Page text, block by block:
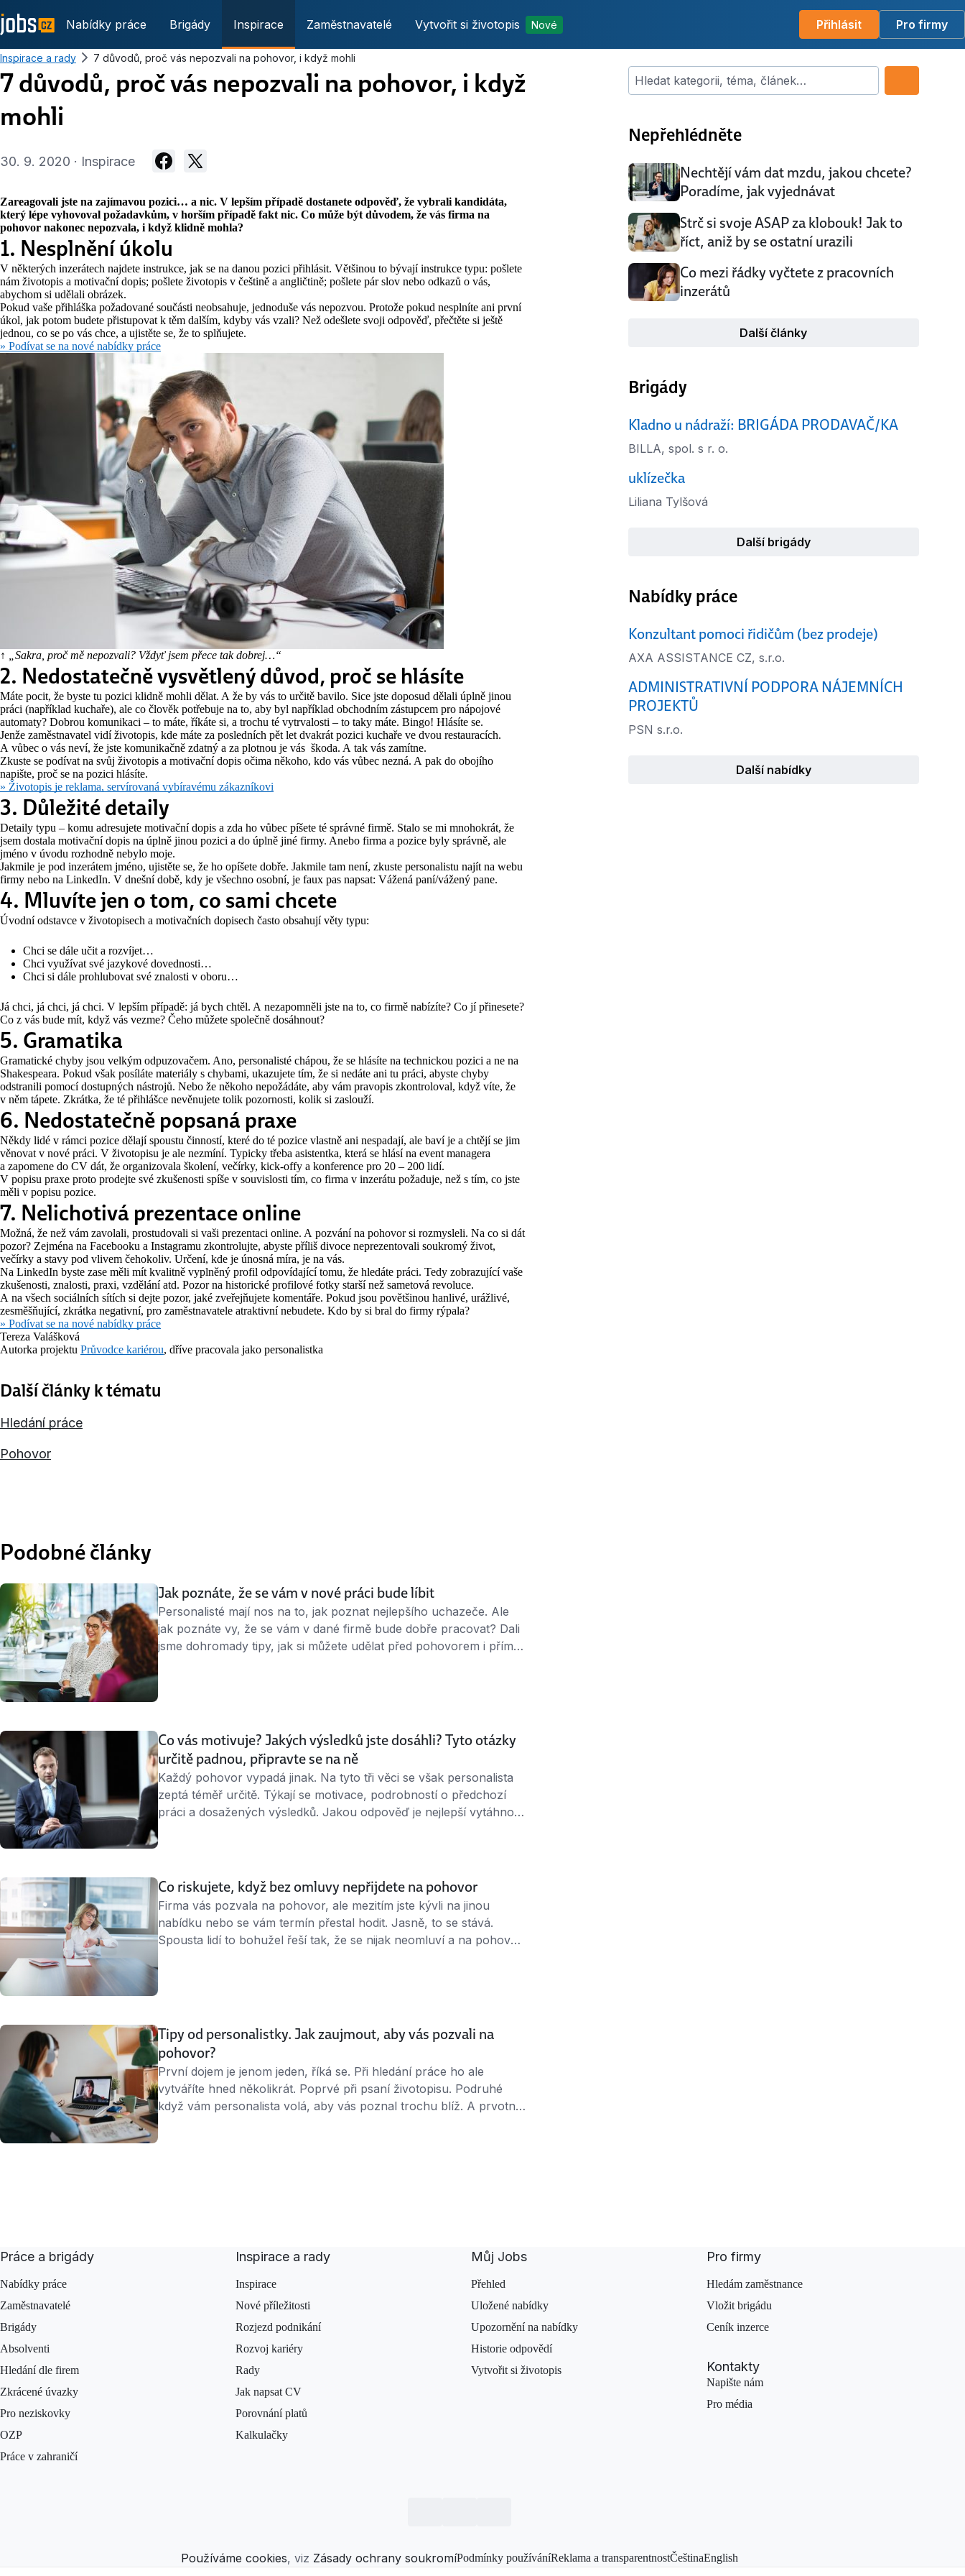
Nabídky práce Brigády Inspirace Zaměstnavatelé Vytvořit si životopis Nové Přihlásit Pro firmy
Inspirace a rady 7 důvodů, proč vás nepozvali na pohovor, i když mohli
7 důvodů, proč vás nepozvali na pohovor, i když
mohli
30. 9. 2020 · Inspirace
Zareagovali jste na zajímavou pozici… a nic. V lepším případě dostanete odpověď, že vybrali kandidáta,
který lépe vyhovoval požadavkům, v horším případě fakt nic. Co může být důvodem, že vás firma na
pohovor nakonec nepozvala, i když klidně mohla?
1. Nesplnění úkolu
V některých inzerátech najdete instrukce, jak se na danou pozici přihlásit. Většinou to bývají instrukce typu: pošlete
nám životopis a motivační dopis; pošlete životopis v češtině a angličtině; pošlete pár slov nebo odkazů o vás,
abychom si udělali obrázek.
Pokud vaše přihláška požadované součásti neobsahuje, jednoduše vás nepozvou. Protože pokud nesplníte ani první
úkol, jak potom budete přistupovat k těm dalším, kdyby vás vzali? Než odešlete svoji odpověď, přečtěte si ještě
jednou, co se po vás chce, a ujistěte se, že to splňujete.
» Podívat se na nové nabídky práce
↑ „Sakra, proč mě nepozvali? Vždyť jsem přece tak dobrej…“
2. Nedostatečně vysvětlený důvod, proč se hlásíte
Máte pocit, že byste tu pozici klidně mohli dělat. A že by vás to určitě bavilo. Sice jste doposud dělali úplně jinou
práci (například kuchaře), ale co člověk potřebuje na to, aby byl například obchodním zástupcem pro nápojové
automaty? Dobrou komunikaci – to máte, říkáte si, a trochu té vytrvalosti – to taky máte. Bingo! Hlásíte se.
Jenže zaměstnavatel vidí životopis, kde máte za posledních pět let dvakrát pozici kuchaře ve dvou restauracích.
A vůbec o vás neví, že jste komunikačně zdatný a za plotnou je vás škoda. A tak vás zamítne.
Zkuste se podívat na svůj životopis a motivační dopis očima někoho, kdo vás vůbec nezná. A pak do obojího
napište, proč se na pozici hlásíte.
» Životopis je reklama, servírovaná vybíravému zákazníkovi
3. Důležité detaily
Detaily typu – komu adresujete motivační dopis a zda ho vůbec píšete té správné firmě. Stalo se mi mnohokrát, že
jsem dostala motivační dopis na úplně jinou pozici a do úplně jiné firmy. Anebo firma a pozice byly správně, ale
jméno v úvodu rozhodně nebylo moje.
Jakmile je pod inzerátem jméno, ujistěte se, že ho opíšete dobře. Jakmile tam není, zkuste personalistu najít na webu
firmy nebo na LinkedIn. V dnešní době, kdy je všechno osobní, je faux pas napsat: Vážená paní/vážený pane.
4. Mluvíte jen o tom, co sami chcete
Úvodní odstavce v životopisech a motivačních dopisech často obsahují věty typu:
Chci se dále učit a rozvíjet…
Chci využívat své jazykové dovednosti…
Chci si dále prohlubovat své znalosti v oboru…
Já chci, já chci, já chci. V lepším případě: já bych chtěl. A nezapomněli jste na to, co firmě nabízíte? Co jí přinesete?
Co z vás bude mít, když vás vezme? Čeho můžete společně dosáhnout?
5. Gramatika
Gramatické chyby jsou velkým odpuzovačem. Ano, personalisté chápou, že se hlásíte na technickou pozici a ne na
Shakespeara. Pokud však posíláte materiály s chybami, ukazujete tím, že si nedáte ani tu práci, abyste chyby
odstranili pomocí dostupných nástrojů. Nebo že někoho nepožádáte, aby vám pravopis zkontroloval, když víte, že
v něm tápete. Zkrátka, že té přihlášce nevěnujete tolik pozornosti, kolik si zaslouží.
6. Nedostatečně popsaná praxe
Někdy lidé v rámci pozice dělají spoustu činností, které do té pozice vlastně ani nespadají, ale baví je a chtějí se jim
věnovat v nové práci. V životopisu je ale nezmíní. Typicky třeba asistentka, která se hlásí na event managera
a zapomene do CV dát, že organizovala školení, večírky, kick-offy a konference pro 20 – 200 lidí.
V popisu praxe proto prodejte své zkušenosti spíše v souvislosti tím, co firma v inzerátu požaduje, než s tím, co jste
měli v popisu pozice.
7. Nelichotivá prezentace online
Možná, že než vám zavolali, prostudovali si vaši prezentaci online. A pozvání na pohovor si rozmysleli. Na co si dát
pozor? Zejména na Facebooku a Instagramu zkontrolujte, abyste příliš divoce neprezentovali soukromý život,
večírky a stavy pod vlivem čehokoliv. Určení, kde je únosná míra, je na vás.
Na LinkedIn byste zase měli mít kvalitně vyplněný profil odpovídající tomu, že hledáte práci. Tedy zobrazující vaše
zkušenosti, znalosti, praxi, vzdělání atd. Pozor na historické profilové fotky starší než sametová revoluce.
A na všech sociálních sítích si dejte pozor, jaké zveřejňujete komentáře. Pokud jsou povětšinou hanlivé, urážlivé,
zesměšňující, zkrátka negativní, pro zaměstnavatele atraktivní nebudete. Kdo by si bral do firmy rýpala?
» Podívat se na nové nabídky práce
Tereza Valášková
Autorka projektu Průvodce kariérou, dříve pracovala jako personalistka
Další články k tématu
Hledání práce
Pohovor
Podobné články
Jak poznáte, že se vám v nové práci bude líbit
Personalisté mají nos na to, jak poznat nejlepšího uchazeče. Ale
jak poznáte vy, že se vám v dané firmě bude dobře pracovat? Dali
jsme dohromady tipy, jak si můžete udělat před pohovorem i přímo
Co vás motivuje? Jakých výsledků jste dosáhli? Tyto otázky
určitě padnou, připravte se na ně
Každý pohovor vypadá jinak. Na tyto tři věci se však personalista
zeptá téměř určitě. Týkají se motivace, podrobností o předchozí
práci a dosažených výsledků. Jakou odpověď je nejlepší vytáhnout
Co riskujete, když bez omluvy nepřijdete na pohovor
Firma vás pozvala na pohovor, ale mezitím jste kývli na jinou
nabídku nebo se vám termín přestal hodit. Jasně, to se stává.
Spousta lidí to bohužel řeší tak, že se nijak neomluví a na pohovor
Tipy od personalistky. Jak zaujmout, aby vás pozvali na
pohovor?
První dojem je jenom jeden, říká se. Při hledání práce ho ale
vytváříte hned několikrát. Poprvé při psaní životopisu. Podruhé
když vám personalista volá, aby vás poznal trochu blíž. A prvotní
Hledat kategorii, téma, článek…
Nepřehlédněte
Nechtějí vám dat mzdu, jakou chcete?
Poradíme, jak vyjednávat
Strč si svoje ASAP za klobouk! Jak to
říct, aniž by se ostatní urazili
Co mezi řádky vyčtete z pracovních
inzerátů
Další články
Brigády
Kladno u nádraží: BRIGÁDA PRODAVAČ/KA
BILLA, spol. s r. o.
uklízečka
Liliana Tylšová
Další brigády
Nabídky práce
Konzultant pomoci řidičům (bez prodeje)
AXA ASSISTANCE CZ, s.r.o.
ADMINISTRATIVNÍ PODPORA NÁJEMNÍCH
PROJEKTŮ
PSN s.r.o.
Další nabídky
Práce a brigády
Nabídky práce
Zaměstnavatelé
Brigády
Absolventi
Hledání dle firem
Zkrácené úvazky
Pro neziskovky
OZP
Práce v zahraničí
Inspirace a rady
Inspirace
Nové příležitosti
Rozjezd podnikání
Rozvoj kariéry
Rady
Jak napsat CV
Porovnání platů
Kalkulačky
Můj Jobs
Přehled
Uložené nabídky
Upozornění na nabídky
Historie odpovědí
Vytvořit si životopis
Pro firmy
Hledám zaměstnance
Vložit brigádu
Ceník inzerce
Kontakty
Napište nám
Pro média
Používáme cookies, viz Zásady ochrany soukromíPodmínky používáníReklama a transparentnostČeštinaEnglish